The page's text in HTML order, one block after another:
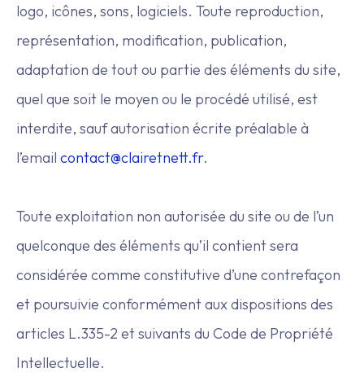
logo, icônes, sons, logiciels. Toute reproduction,
représentation, modification, publication,
adaptation de tout ou partie des éléments du site,
quel que soit le moyen ou le procédé utilisé, est
interdite, sauf autorisation écrite préalable à
l’email contact@clairetnett.fr.
Toute exploitation non autorisée du site ou de l’un
quelconque des éléments qu’il contient sera
considérée comme constitutive d’une contrefaçon
et poursuivie conformément aux dispositions des
articles L.335-2 et suivants du Code de Propriété
Intellectuelle.